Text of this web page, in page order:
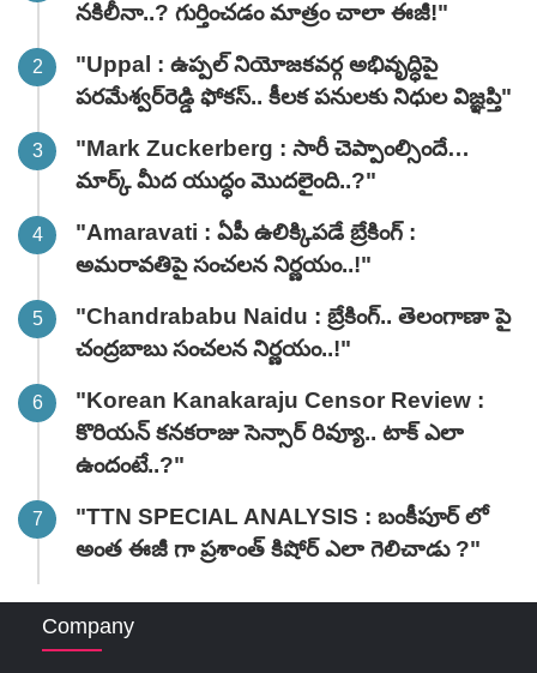
నకిలీనా..? గుర్తించడం మాత్రం చాలా ఈజీ!"
"Uppal : ఉప్పల్ నియోజకవర్గ అభివృద్ధిపై
పరమేశ్వర్‌రెడ్డి ఫోకస్.. కీలక పనులకు నిధుల విజ్ఞప్తి"
"Mark Zuckerberg : సారీ చెప్పాంల్సిందే…
మార్క్ మీద యుద్ధం మొదలైంది..?"
"Amaravati : ఏపీ ఉలిక్కిపడే బ్రేకింగ్ :
అమరావతిపై సంచలన నిర్ణయం..!"
"Chandrababu Naidu : బ్రేకింగ్.. తెలంగాణా పై
చంద్రబాబు సంచలన నిర్ణయం..!"
"Korean Kanakaraju Censor Review :
కొరియన్ కనకరాజు సెన్సార్ రివ్యూ.. టాక్ ఎలా
ఉందంటే..?"
"TTN SPECIAL ANALYSIS : బంకీపూర్ లో
అంత ఈజీ గా ప్రశాంత్ కిషోర్ ఎలా గెలిచాడు ?"
Company